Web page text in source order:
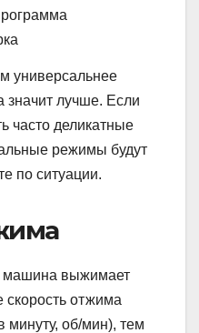
универсальнее
значит лучше. Если
часто деликатные
режимы будут
по ситуации.
машина выжимает
отжима
минуту, об/мин), тем